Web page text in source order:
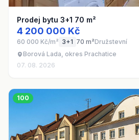
Prodej bytu 3+1 70 m²
4 200 000 Kč
60 000 Kč/m² 3+1 70 m²Družstevní
Borová Lada, okres Prachatice
07. 08. 2026
100